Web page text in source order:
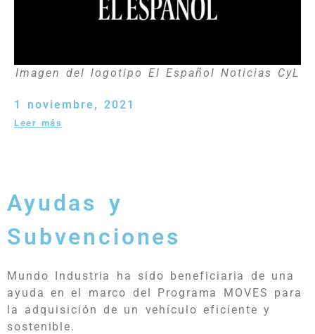
Imagen del logotipo El Español Noticias CyL
1 noviembre, 2021
Leer más
Ayudas y
Subvenciones
Mundo Industria ha sido beneficiaria de una
ayuda en el marco del Programa MOVES para
la adquisición de un vehículo eficiente y
sostenible.